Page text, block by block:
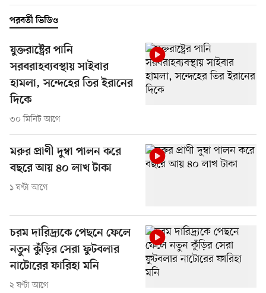
পরবর্তী ভিডিও
যুক্তরাষ্ট্রের পানি
সরবরাহব্যবস্থায় সাইবার
হামলা, সন্দেহের তির ইরানের
দিকে
৩০ মিনিট আগে
মরুর প্রাণী দুম্বা পালন করে
বছরে আয় ৪০ লাখ টাকা
১ ঘণ্টা আগে
চরম দারিদ্র্যকে পেছনে ফেলে
নতুন কুঁড়ির সেরা ফুটবলার
নাটোরের ফারিহা মনি
২ ঘণ্টা আগে